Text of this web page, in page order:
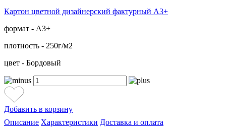
Картон цветной дизайнерский фактурный А3+
формат - А3+
плотность - 250г/м2
цвет - Бордовый
Добавить в корзину
Описание Характеристики Доставка и оплата